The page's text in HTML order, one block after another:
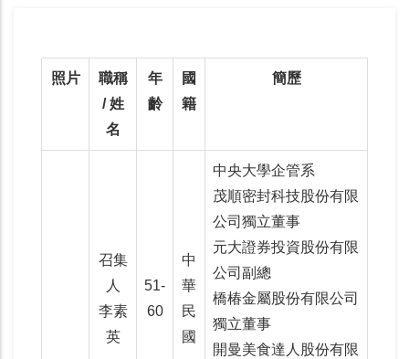
照片
職稱
/ 姓
名
年
齡
國
籍
簡歷
召集
人
李素
英
51-
60
中
華
民
國
中央大學企管系
茂順密封科技股份有限
公司獨立董事
元大證券投資股份有限
公司副總
橋椿金屬股份有限公司
獨立董事
開曼美食達人股份有限